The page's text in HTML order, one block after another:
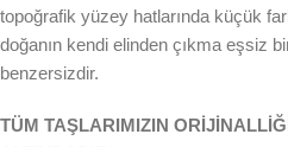
topoğrafik yüzey hatlarında küçük
doğanın kendi elinden çıkma eşsiz
benzersizdir.
TÜM TAŞLARIMIZIN